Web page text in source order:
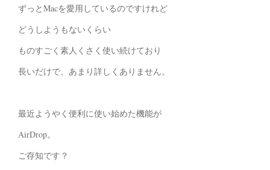
ずっとMacを愛用しているのですけれど
どうしようもないくらい
ものすごく素人くさく使い続けており
長いだけで、あまり詳しくありません。
最近ようやく便利に使い始めた機能が
AirDrop。
ご存知です？